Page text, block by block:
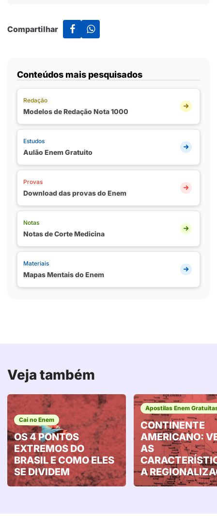
Compartilhar
Conteúdos mais pesquisados
Redação
Modelos de Redação Nota 1000
Estudos
Aulão Enem Gratuito
Provas
Download das provas do Enem
Notas
Notas de Corte Medicina
Materiais
Mapas Mentais do Enem
Veja também
Cai no Enem
OS 4 PONTOS
EXTREMOS DO
BRASIL E COMO ELES
SE DIVIDEM
Apostilas Enem
CONTINENTE
AMERICANO:
AS
A